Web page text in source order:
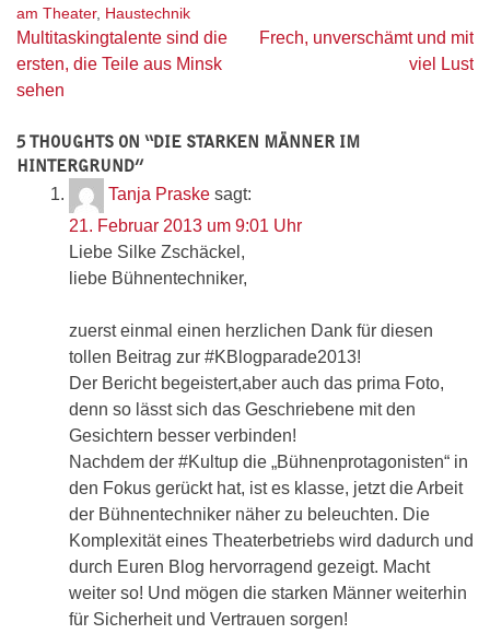
am Theater, Haustechnik
Beitragsnavigation
Multitaskingtalente sind die
ersten, die Teile aus Minsk
sehen
Frech, unverschämt und mit
viel Lust
5 THOUGHTS ON “DIE STARKEN MÄNNER IM
HINTERGRUND”
Tanja Praske sagt:
21. Februar 2013 um 9:01 Uhr
Liebe Silke Zschäckel,
liebe Bühnentechniker,
zuerst einmal einen herzlichen Dank für diesen
tollen Beitrag zur #KBlogparade2013!
Der Bericht begeistert,aber auch das prima Foto,
denn so lässt sich das Geschriebene mit den
Gesichtern besser verbinden!
Nachdem der #Kultup die „Bühnenprotagonisten“ in
den Fokus gerückt hat, ist es klasse, jetzt die Arbeit
der Bühnentechniker näher zu beleuchten. Die
Komplexität eines Theaterbetriebs wird dadurch und
durch Euren Blog hervorragend gezeigt. Macht
weiter so! Und mögen die starken Männer weiterhin
für Sicherheit und Vertrauen sorgen!